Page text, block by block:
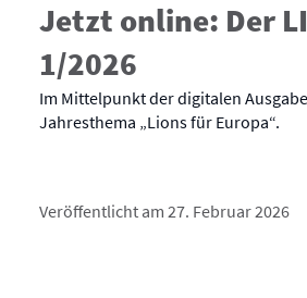
Jetzt online: Der
1/2026
Im Mittelpunkt der digitalen
Jahresthema „Lions für Europa“.
Veröffentlicht am 27. Februar 2026